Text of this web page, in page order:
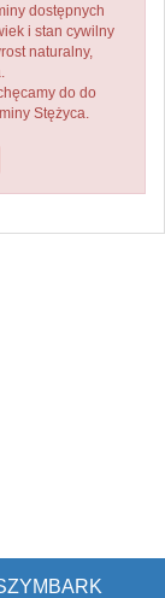
dostępnych
i stan cywilny
naturalny,
do do
Stężyca.